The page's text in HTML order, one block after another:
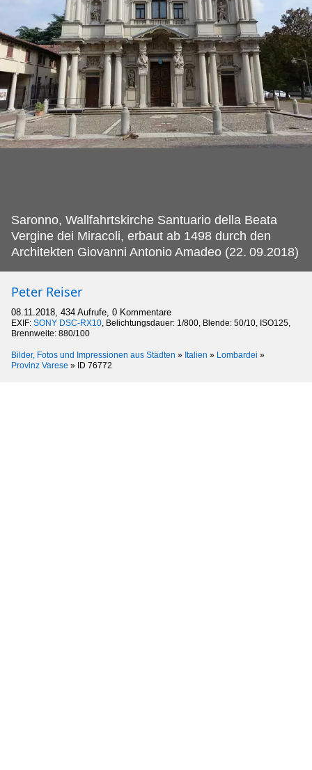
Saronno, Wallfahrtskirche Santuario della Beata
Vergine dei Miracoli, erbaut ab 1498 durch den
Architekten Giovanni Antonio Amadeo (22. 09.2018)
Peter Reiser
08.11.2018, 434 Aufrufe, 0 Kommentare
EXIF: SONY DSC-RX10, Belichtungsdauer: 1/800, Blende: 50/10, ISO125,
Brennweite: 880/100
Bilder, Fotos und Impressionen aus Städten » Italien » Lombardei »
Provinz Varese » ID 76772